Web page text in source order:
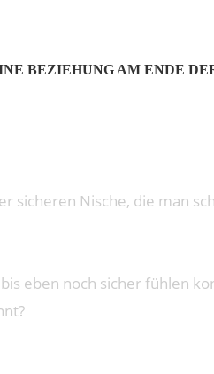
BEZIEHUNG AM ENDE
sicheren Nische, die man
eben noch sicher fühlen